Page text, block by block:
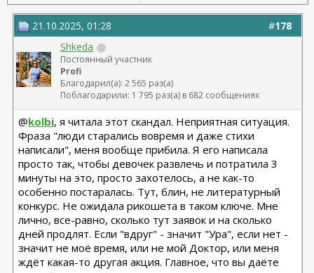
#178
21.10.2025, 01:28
Shkeda
Постоянный участник
Profi
Благодарил(а): 2 565 раз(а)
Поблагодарили: 1 795 раз(а) в 682 сообщениях
@kolbi, я читала этот скандал. Неприятная ситуация.
Фраза "люди старались вовремя и даже стихи
написали", меня вообще прибила. Я его написала
просто так, чтобы девочек развлечь и потратила 3
минуты на это, просто захотелось, а не как-то
особенно постаралась. Тут, блин, не литературный
конкурс. Не ожидала рикошета в таком ключе. Мне
лично, все-равно, сколько тут заявок и на сколько
дней продлят. Если "вдруг" - значит "Ура", если нет -
значит не моё время, или не мой Доктор, или меня
ждёт какая-то другая акция. Главное, что вы даёте